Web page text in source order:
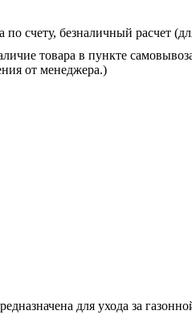
счету, безналичный расчет
товара в пункте
от менеджера.)
для ухода за